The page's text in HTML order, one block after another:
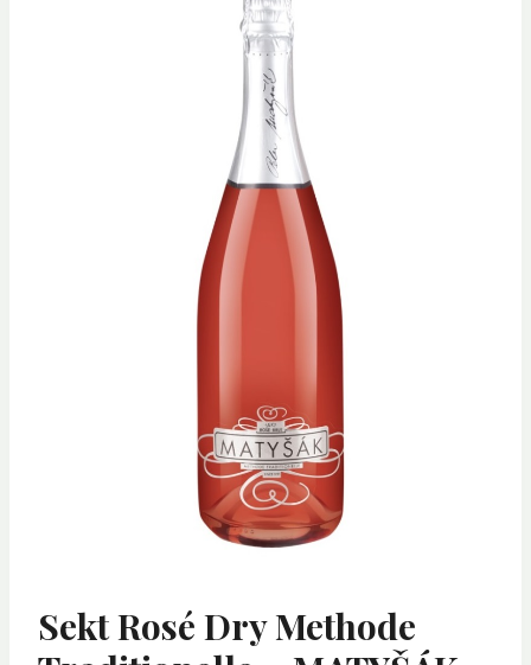
Sekt Rosé Dry Methode